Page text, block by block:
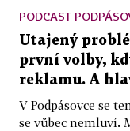
PODCAST
Utajený
první volby,
reklamu. A
V Podpásovce se
se vůbec nemluví.